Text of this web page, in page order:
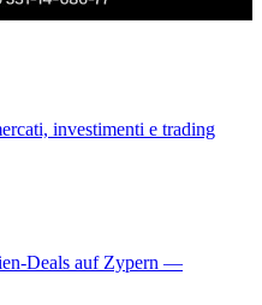
investimenti e trading
Deals auf Zypern —